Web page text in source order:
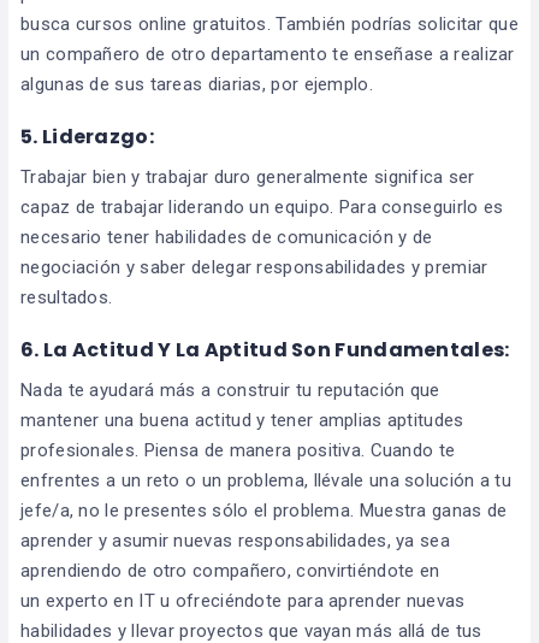
busca cursos online gratuitos. También podrías solicitar que
un compañero de otro departamento te enseñase a realizar
algunas de sus tareas diarias, por ejemplo.
5. Liderazgo:
Trabajar bien y trabajar duro generalmente significa ser
capaz de trabajar liderando un equipo. Para conseguirlo es
necesario tener habilidades de comunicación y de
negociación y saber delegar responsabilidades y premiar
resultados.
6. La Actitud Y La Aptitud Son Fundamentales:
Nada te ayudará más a construir tu reputación que
mantener una buena actitud y tener amplias aptitudes
profesionales. Piensa de manera positiva. Cuando te
enfrentes a un reto o un problema, llévale una solución a tu
jefe/a, no le presentes sólo el problema. Muestra ganas de
aprender y asumir nuevas responsabilidades, ya sea
aprendiendo de otro compañero, convirtiéndote en
un experto en IT u ofreciéndote para aprender nuevas
habilidades y llevar proyectos que vayan más allá de tus